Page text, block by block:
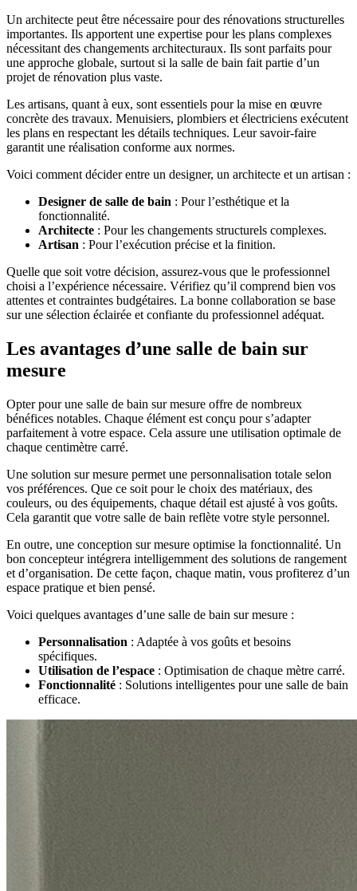
Un architecte peut être nécessaire pour des rénovations structurelles
importantes. Ils apportent une expertise pour les plans complexes
nécessitant des changements architecturaux. Ils sont parfaits pour
une approche globale, surtout si la salle de bain fait partie d’un
projet de rénovation plus vaste.
Les artisans, quant à eux, sont essentiels pour la mise en œuvre
concrète des travaux. Menuisiers, plombiers et électriciens exécutent
les plans en respectant les détails techniques. Leur savoir-faire
garantit une réalisation conforme aux normes.
Voici comment décider entre un designer, un architecte et un artisan :
Designer de salle de bain : Pour l’esthétique et la
fonctionnalité.
Architecte : Pour les changements structurels complexes.
Artisan : Pour l’exécution précise et la finition.
Quelle que soit votre décision, assurez-vous que le professionnel
choisi a l’expérience nécessaire. Vérifiez qu’il comprend bien vos
attentes et contraintes budgétaires. La bonne collaboration se base
sur une sélection éclairée et confiante du professionnel adéquat.
Les avantages d’une salle de bain sur
mesure
Opter pour une salle de bain sur mesure offre de nombreux
bénéfices notables. Chaque élément est conçu pour s’adapter
parfaitement à votre espace. Cela assure une utilisation optimale de
chaque centimètre carré.
Une solution sur mesure permet une personnalisation totale selon
vos préférences. Que ce soit pour le choix des matériaux, des
couleurs, ou des équipements, chaque détail est ajusté à vos goûts.
Cela garantit que votre salle de bain reflète votre style personnel.
En outre, une conception sur mesure optimise la fonctionnalité. Un
bon concepteur intégrera intelligemment des solutions de rangement
et d’organisation. De cette façon, chaque matin, vous profiterez d’un
espace pratique et bien pensé.
Voici quelques avantages d’une salle de bain sur mesure :
Personnalisation : Adaptée à vos goûts et besoins
spécifiques.
Utilisation de l’espace : Optimisation de chaque mètre carré.
Fonctionnalité : Solutions intelligentes pour une salle de bain
efficace.